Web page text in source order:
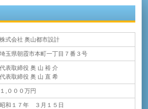
株式会社 奥山都市設計
埼玉県朝霞市本町一丁目７番３号
代表取締役 奥 山 裕 介
代表取締役 奥 山 直 希
１,０００万円
昭和１７年 ３月１５日